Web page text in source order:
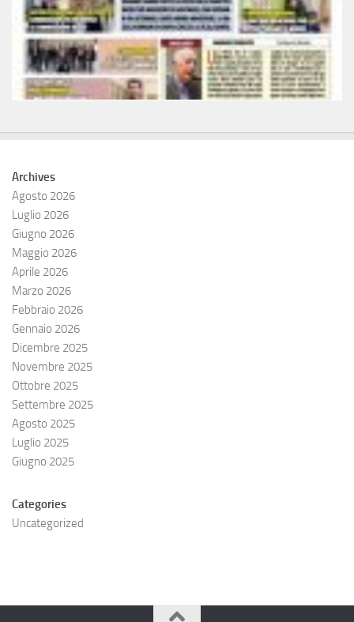
Archives
Agosto 2026
Luglio 2026
Giugno 2026
Maggio 2026
Aprile 2026
Marzo 2026
Febbraio 2026
Gennaio 2026
Dicembre 2025
Novembre 2025
Ottobre 2025
Settembre 2025
Agosto 2025
Luglio 2025
Giugno 2025
Categories
Uncategorized